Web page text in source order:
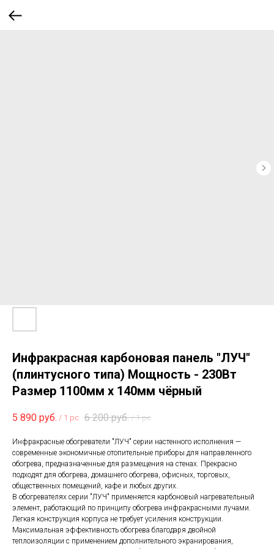
Инфракрасная карбоновая панель "ЛУЧ"
(плинтусного типа) Мощность - 230Вт
Размер 1100мм х 140мм чёрный
5 890 руб. / 1 pc 6 200 руб. / 1 pc
Инфракрасные обогреватели "ЛУЧ" серии настенного исполнения —
современные экономичные отопительные приборы для направленного
обогрева, предназначенные для размещения на стенах. Прекрасно
подходят для обогрева, домашнего обогрева, офисных, торговых,
общественных помещений, кафе и любых других.
В обогревателях серии "ЛУЧ" применяется карбоновый нагревательный
элемент, работающий по принципу обогрева инфракрасными лучами.
Легкая конструкция корпуса не требует усиления конструкции.
Максимальная эффективность обогрева благодаря двойной
теплоизоляции с применением дополнительного экранирования,